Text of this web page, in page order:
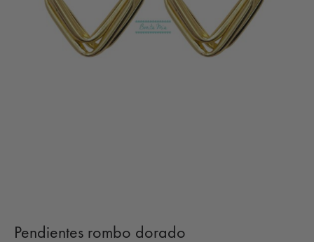
Pendientes rombo dorado